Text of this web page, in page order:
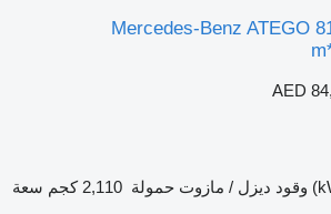
Mercedes-Benz ATEGO
AED
وقود ديزل / مازوت حمولة 2,110 كجم
سعة